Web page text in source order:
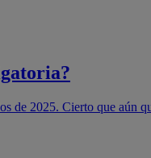
de 2025. Cierto que aún